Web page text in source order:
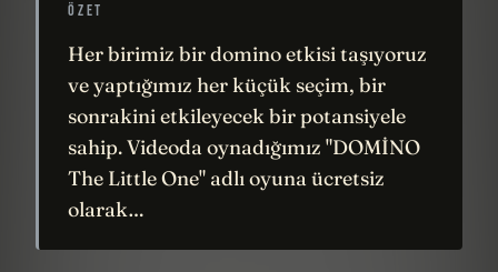
ÖZET
Her birimiz bir domino etkisi taşıyoruz
ve yaptığımız her küçük seçim, bir
sonrakini etkileyecek bir potansiyele
sahip. Videoda oynadığımız "DOMİNO
The Little One" adlı oyuna ücretsiz
olarak…